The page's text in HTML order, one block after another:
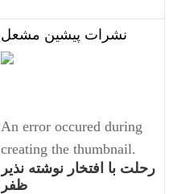
نشرات پیشین مشعل
An error occured during
creating the thumbnail.
رحلت با افتخار نوشته نذیر
ظفر